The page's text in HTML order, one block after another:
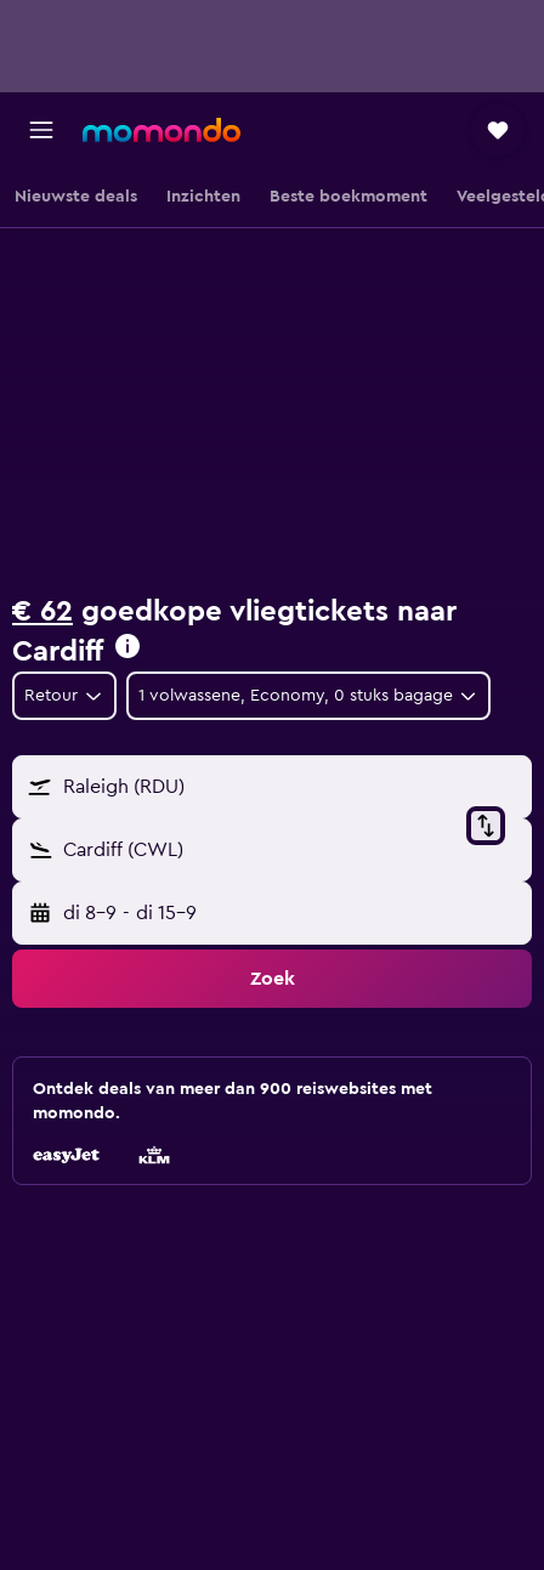
Nieuwste deals Inzichten Beste boekmoment
€ 62 goedkope vliegtickets naar
Cardiff
Retour 1 volwassene, Economy, 0 stuks bagage
Raleigh (RDU)
Cardiff (CWL)
di 8-9 - di 15-9
Zoek
Ontdek deals van meer dan 900 reiswebsites met
momondo.